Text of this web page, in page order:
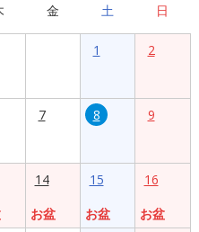
金 土 日
1 2
7 8 9
14
お盆
15
お盆
16
お盆